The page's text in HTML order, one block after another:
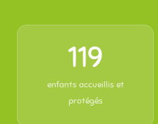
119
enfants accueillis et
protégés